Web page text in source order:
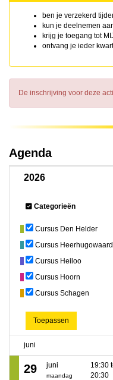
ben je verzekerd
kun je deelnemen
krijg je toegang tot
ontvang je ieder
De inschrijving voor deze
Agenda
2026
Categorieën
Cursus Den Helder
Cursus Heerhugowaard
Cursus Heiloo
Cursus Hoorn
Cursus Schagen
Toepassen
juni
29 juni
maandag
19:30
20:30